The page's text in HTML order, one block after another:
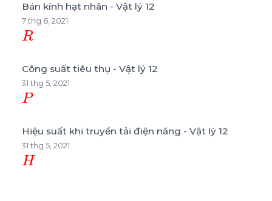
Bán kính hạt nhân - Vật lý 12
7 thg 6, 2021
R
Công suất tiêu thụ - Vật lý 12
31 thg 5, 2021
P
Hiệu suất khi truyền tải điện năng - Vật lý 12
31 thg 5, 2021
H